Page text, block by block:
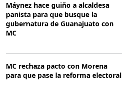
Máynez hace guiño a alcaldesa
panista para que busque la
gubernatura de Guanajuato con
MC
MC rechaza pacto con Morena
para que pase la reforma electoral